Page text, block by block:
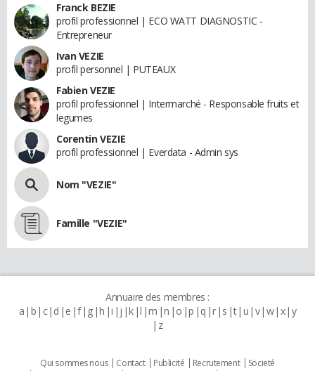
Franck BEZIE
profil professionnel | ECO WATT DIAGNOSTIC -
Entrepreneur
Ivan VEZIE
profil personnel | PUTEAUX
Fabien VEZIE
profil professionnel | Intermarché - Responsable fruits et
legumes
Corentin VEZIE
profil professionnel | Everdata - Admin sys
Nom "VEZIE"
Famille "VEZIE"
Annuaire des membres :
a b c d e f g h i j k l m n o p q r s t u v w x y
z
Qui sommes nous Contact Publicité Recrutement
Societé